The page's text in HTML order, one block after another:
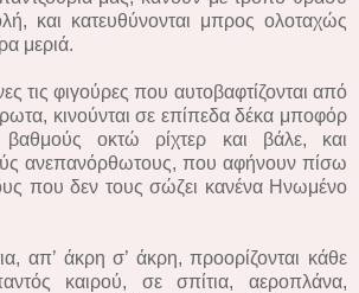
και κατευθύνονται μπρος ολοταχώς
μεριά.
τις φιγούρες που αυτοβαφτίζονται από
κινούνται σε επίπεδα δέκα μποφόρ
οκτώ ρίχτερ και βάλε, και
ανεπανόρθωτους, που αφήνουν πίσω
που δεν τους σώζει κανένα Ηνωμένο
απ’ άκρη σ’ άκρη, προορίζονται κάθε
καιρού, σε σπίτια, αεροπλάνα,